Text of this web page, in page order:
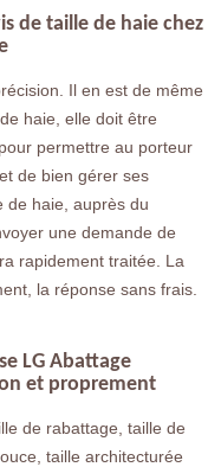
de taille de haie chez
Il en est de même
haie, elle doit être
permettre au porteur
de bien gérer ses
de haie, auprès du
une demande de
rapidement traitée. La
la réponse sans frais.
LG Abattage
et proprement
de rabattage, taille de
taille architecturée